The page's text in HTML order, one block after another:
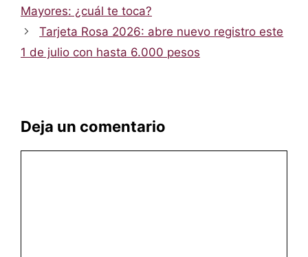
Mayores: ¿cuál te toca?
Tarjeta Rosa 2026: abre nuevo registro este
1 de julio con hasta 6.000 pesos
Deja un comentario